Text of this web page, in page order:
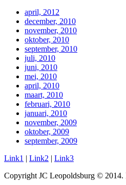
april, 2012
december, 2010
november, 2010
oktober, 2010
september, 2010
juli, 2010
juni, 2010
mei, 2010
april, 2010
maart, 2010
februari, 2010
januari, 2010
november, 2009
oktober, 2009
september, 2009
Link1 | Link2 | Link3
Copyright JC Leopoldsburg © 2014.